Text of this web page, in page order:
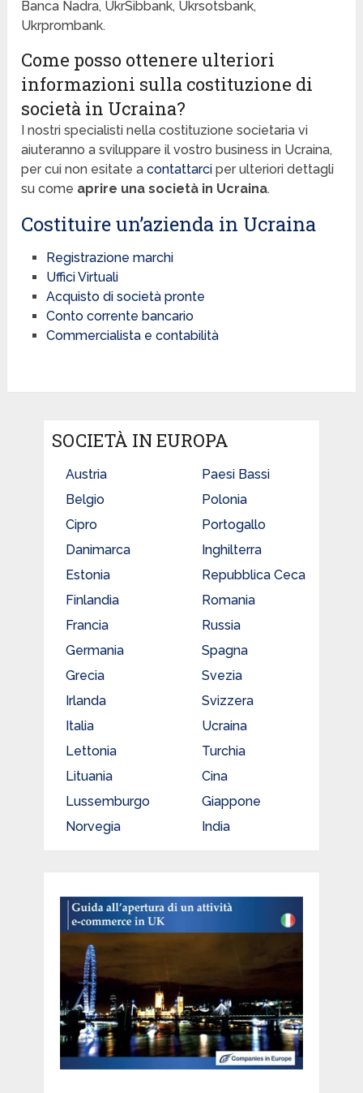
Banca Nadra, UkrSibbank, Ukrsotsbank,
Ukrprombank.
Come posso ottenere ulteriori
informazioni sulla costituzione di
società in Ucraina?
I nostri specialisti nella costituzione societaria vi
aiuteranno a sviluppare il vostro business in Ucraina,
per cui non esitate acontattarci per ulteriori dettagli
su come aprire una società in Ucraina.
Costituire un’azienda in Ucraina
Registrazione marchi
Uffici Virtuali
Acquisto di società pronte
Conto corrente bancario
Commercialista e contabilità
SOCIETÀ IN EUROPA
Austria
Belgio
Cipro
Danimarca
Estonia
Finlandia
Francia
Germania
Grecia
Irlanda
Italia
Lettonia
Lituania
Lussemburgo
Norvegia
Paesi Bassi
Polonia
Portogallo
Inghilterra
Repubblica Ceca
Romania
Russia
Spagna
Svezia
Svizzera
Ucraina
Turchia
Cina
Giappone
India